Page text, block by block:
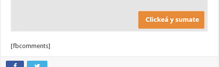
[fbcomments]